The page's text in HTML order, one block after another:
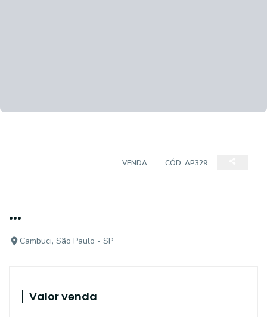
VENDA CÓD: AP329
...
Cambuci, São Paulo - SP
Valor venda